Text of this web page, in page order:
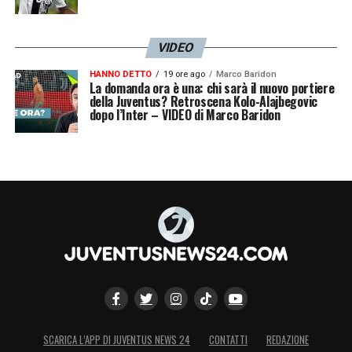
VIDEO
HANNO DETTO 19 ore ago Marco Baridon
La domanda ora è una: chi sarà il nuovo portiere
della Juventus? Retroscena Kolo-Alajbegovic
dopo l’Inter – VIDEO di Marco Baridon
SCARICA L’APP DI JUVENTUS NEWS 24 CONTATTI REDAZIONE